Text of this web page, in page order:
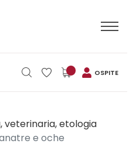
OSPITE
veterinaria, etologia
e oche